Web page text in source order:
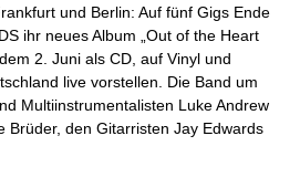
und Berlin: Auf fünf Gigs Ende
ihr neues Album „Out of the Heart
2. Juni als CD, auf Vinyl und
live vorstellen. Die Band um
Multiinstrumentalisten Luke Andrew
Brüder, den Gitarristen Jay Edwards